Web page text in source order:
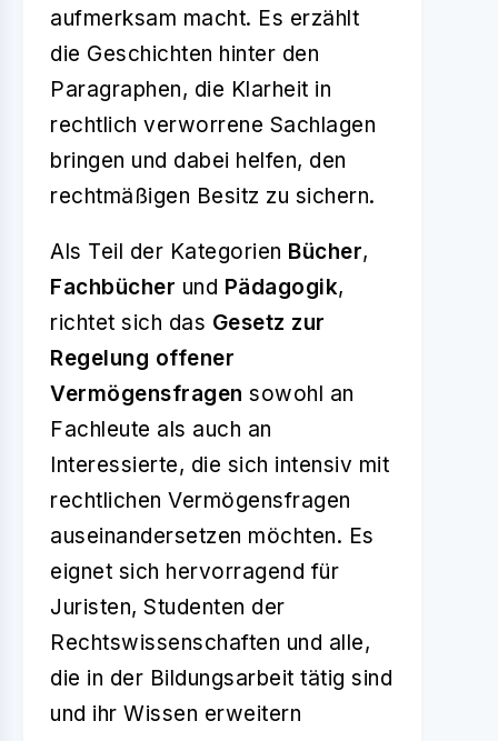
aufmerksam macht. Es erzählt
die Geschichten hinter den
Paragraphen, die Klarheit in
rechtlich verworrene Sachlagen
bringen und dabei helfen, den
rechtmäßigen Besitz zu sichern.
Als Teil der Kategorien Bücher,
Fachbücher und Pädagogik,
richtet sich das Gesetz zur
Regelung offener
Vermögensfragen sowohl an
Fachleute als auch an
Interessierte, die sich intensiv mit
rechtlichen Vermögensfragen
auseinandersetzen möchten. Es
eignet sich hervorragend für
Juristen, Studenten der
Rechtswissenschaften und alle,
die in der Bildungsarbeit tätig sind
und ihr Wissen erweitern